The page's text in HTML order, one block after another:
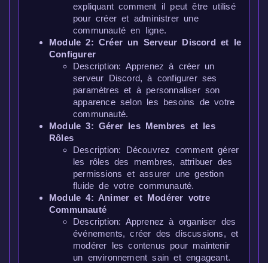
expliquant comment il peut être utilisé
pour créer et administrer une
communauté en ligne.
Module 2: Créer un Serveur Discord et le
Configurer
Description: Apprenez à créer un
serveur Discord, à configurer ses
paramètres et à personnaliser son
apparence selon les besoins de votre
communauté.
Module 3: Gérer les Membres et les
Rôles
Description: Découvrez comment gérer
les rôles des membres, attribuer des
permissions et assurer une gestion
fluide de votre communauté.
Module 4: Animer et Modérer votre
Communauté
Description: Apprenez à organiser des
événements, créer des discussions, et
modérer les contenus pour maintenir
un environnement sain et engageant.